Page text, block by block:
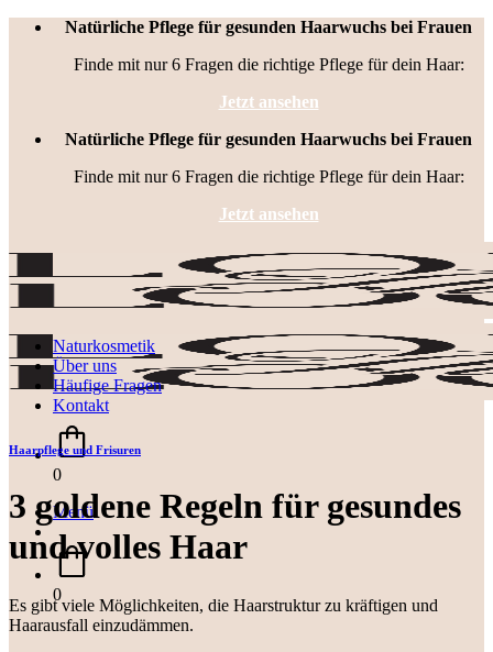
Zum
Natürliche Pflege für gesunden Haarwuchs bei Frauen
Finde mit nur 6 Fragen die richtige Pflege für dein Haar:
Jetzt ansehen
Natürliche Pflege für gesunden Haarwuchs bei Frauen
Finde mit nur 6 Fragen die richtige Pflege für dein Haar:
Jetzt ansehen
0
Menü
0
Naturkosmetik
Über uns
Häufige Fragen
Kontakt
Haarpflege und Frisuren
3 goldene Regeln für gesundes
und volles Haar
Es gibt viele Möglichkeiten, die Haarstruktur zu kräftigen und
Haarausfall einzudämmen.